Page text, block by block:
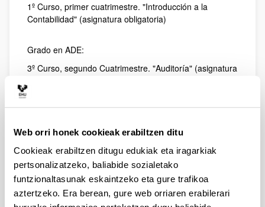
Web orri honek cookieak erabiltzen ditu
Cookieak erabiltzen ditugu edukiak eta iragarkiak
pertsonalizatzeko, baliabide sozialetako
funtzionaltasunak eskaintzeko eta gure trafikoa
aztertzeko. Era berean, gure web orriaren erabilerari
1º Curso, primer cuatrimestre. "Introducción a la
Contabilidad" (asignatura obligatoria)
Grado en ADE:
3º Curso, segundo Cuatrimestre. "Auditoría" (asignatura
3º Curso, segundo Cuatrimestre. "Consolidación de
Docencia de Postgrado
Universidad del País Vasco UPV/EHU:
Máster Oficial en Auditoría de Cuentas y
Contabilidad Superior (desde el curso 2016-